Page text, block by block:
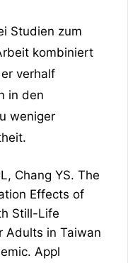
Studien zum
kombiniert
verhalf
in den
weniger
Chang YS. The
Effects of
Still-Life
Adults in Taiwan
Appl